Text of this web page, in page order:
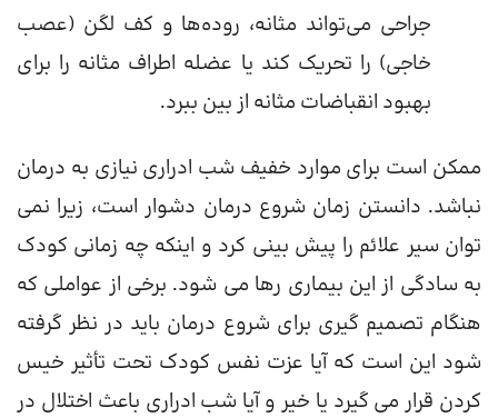
جراحی می‌تواند مثانه، روده‌ها و کف لگن (عصب
خاجی) را تحریک کند یا عضله اطراف مثانه را برای
بهبود انقباضات مثانه از بین ببرد.
ممکن است برای موارد خفیف شب ادراری نیازی به درمان
نباشد. دانستن زمان شروع درمان دشوار است، زیرا نمی
توان سیر علائم را پیش بینی کرد و اینکه چه زمانی کودک
به سادگی از این بیماری رها می شود. برخی از عواملی که
هنگام تصمیم گیری برای شروع درمان باید در نظر گرفته
شود این است که آیا عزت نفس کودک تحت تأثیر خیس
کردن قرار می گیرد یا خیر و آیا شب ادراری باعث اختلال در